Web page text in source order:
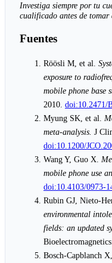
Investiga siempre por tu
cualificado antes de tomar
Fuentes
Röösli M, et al.
exposure to
mobile phone base
2010. doi:10.2471/
Myung SK, et al.
meta-analysis. J
doi:10.1200/
Wang Y, Guo X.
mobile phone use
doi:10.4103/0973-
Rubin GJ, Nieto-
environmental
fields: an updated
Bosch-Capblanch